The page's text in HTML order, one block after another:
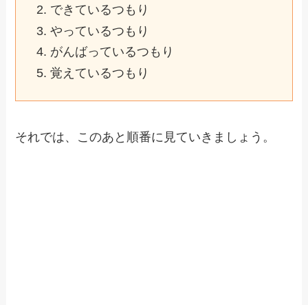
できているつもり
やっているつもり
がんばっているつもり
覚えているつもり
それでは、このあと順番に見ていきましょう。